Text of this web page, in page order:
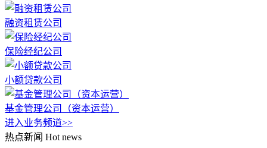
融资租赁公司
保险经纪公司
小额贷款公司
基金管理公司（资本运营）
进入业务频道>>
热点新闻 Hot news